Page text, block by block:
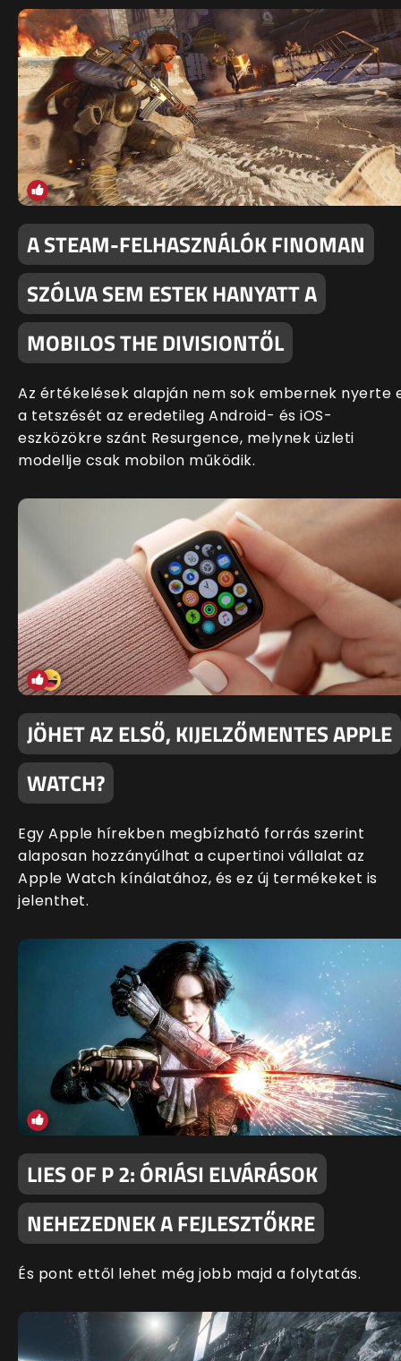
A STEAM-FELHASZNÁLÓK FINOMAN
SZÓLVA SEM ESTEK HANYATT A
MOBILOS THE DIVISIONTŐL
Az értékelések alapján nem sok embernek nyerte
a tetszését az eredetileg Android- és iOS-
eszközökre szánt Resurgence, melynek üzleti
modellje csak mobilon működik.
JÖHET AZ ELSŐ, KIJELZŐMENTES APPLE
WATCH?
Egy Apple hírekben megbízható forrás szerint
alaposan hozzányúlhat a cupertinoi vállalat az
Apple Watch kínálatához, és ez új termékeket is
jelenthet.
LIES OF P 2: ÓRIÁSI ELVÁRÁSOK
NEHEZEDNEK A FEJLESZTŐKRE
És pont ettől lehet még jobb majd a folytatás.